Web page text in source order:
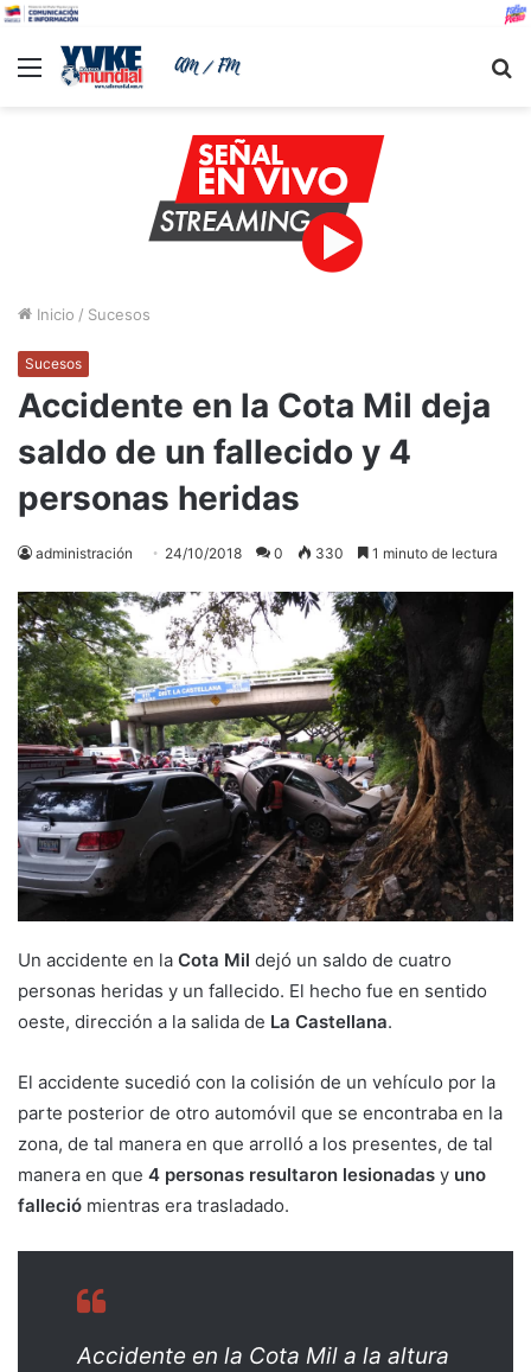
Menu
Inicio / Sucesos
Sucesos
Accidente en la Cota Mil deja
saldo de un fallecido y 4
personas heridas
administración 24/10/2018 0 330 1 minuto de lectura
Un accidente en la Cota Mil dejó un saldo de cuatro
personas heridas y un fallecido. El hecho fue en sentido
oeste, dirección a la salida de La Castellana.
El accidente sucedió con la colisión de un vehículo por la
parte posterior de otro automóvil que se encontraba en la
zona, de tal manera en que arrolló a los presentes, de tal
manera en que 4 personas resultaron lesionadas y uno
falleció mientras era trasladado.
Accidente en la Cota Mil a la altura